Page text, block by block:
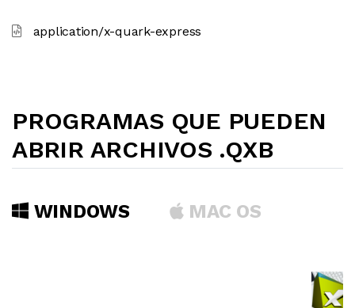
application/x-quark-express
PROGRAMAS QUE PUEDEN
ABRIR ARCHIVOS .QXB
WINDOWS MAC OS